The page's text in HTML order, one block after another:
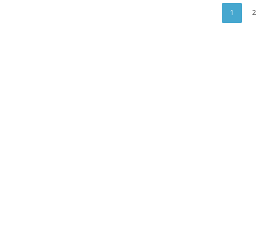
1 2